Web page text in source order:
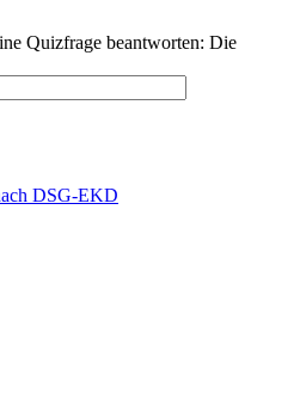
Quizfrage beantworten: Die
DSG-EKD